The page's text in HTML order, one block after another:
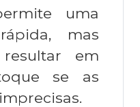
uma
mas
em
se as